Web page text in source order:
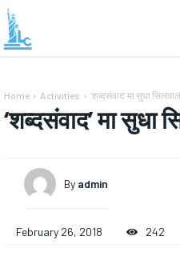
Home Activities ‘शब्दसंवाद’ मा सुधा सिलवाल
‘शब्दसंवाद’ मा सुधा
By admin
February 26, 2018 242